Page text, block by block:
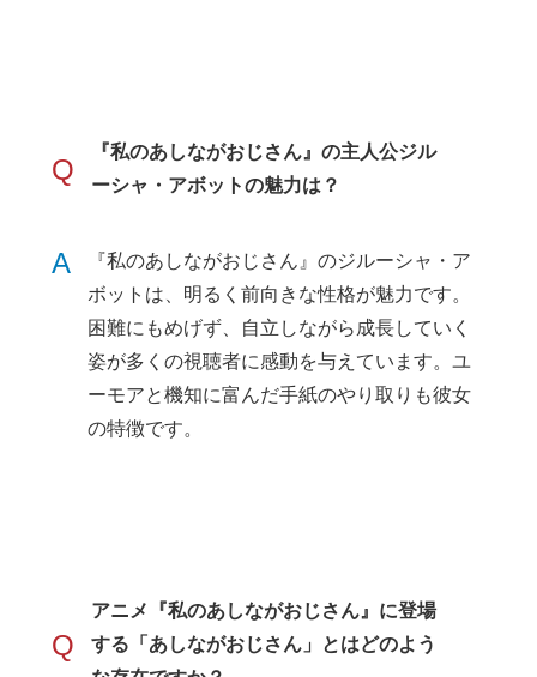
Q
『私のあしながおじさん』の主人公ジル
ーシャ・アボットの魅力は？
A
『私のあしながおじさん』のジルーシャ・ア
ボットは、明るく前向きな性格が魅力です。
困難にもめげず、自立しながら成長していく
姿が多くの視聴者に感動を与えています。ユ
ーモアと機知に富んだ手紙のやり取りも彼女
の特徴です。
Q
アニメ『私のあしながおじさん』に登場
する「あしながおじさん」とはどのよう